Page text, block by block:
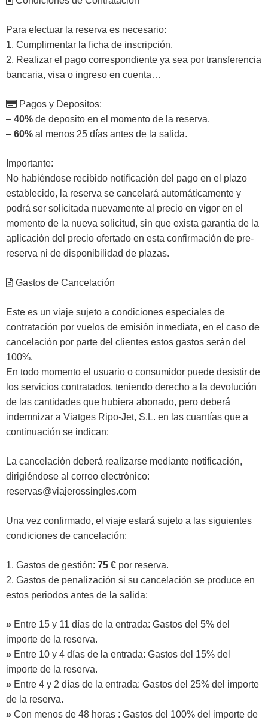
Para efectuar la reserva es necesario:
1. Cumplimentar la ficha de inscripción.
2. Realizar el pago correspondiente ya sea por transferencia
bancaria, visa o ingreso en cuenta…
Pagos y Depositos:
– 40% de deposito en el momento de la reserva.
– 60% al menos 25 días antes de la salida.
Importante:
No habiéndose recibido notificación del pago en el plazo
establecido, la reserva se cancelará automáticamente y
podrá ser solicitada nuevamente al precio en vigor en el
momento de la nueva solicitud, sin que exista garantía de la
aplicación del precio ofertado en esta confirmación de pre-
reserva ni de disponibilidad de plazas.
Gastos de Cancelación
Este es un viaje sujeto a condiciones especiales de
contratación por vuelos de emisión inmediata, en el caso de
cancelación por parte del clientes estos gastos serán del
100%.
En todo momento el usuario o consumidor puede desistir de
los servicios contratados, teniendo derecho a la devolución
de las cantidades que hubiera abonado, pero deberá
indemnizar a Viatges Ripo-Jet, S.L. en las cuantías que a
continuación se indican:
La cancelación deberá realizarse mediante notificación,
dirigiéndose al correo electrónico:
reservas@viajerossingles.com
Una vez confirmado, el viaje estará sujeto a las siguientes
condiciones de cancelación:
1. Gastos de gestión: 75 € por reserva.
2. Gastos de penalización si su cancelación se produce en
estos periodos antes de la salida:
» Entre 15 y 11 días de la entrada: Gastos del 5% del
importe de la reserva.
» Entre 10 y 4 días de la entrada: Gastos del 15% del
importe de la reserva.
» Entre 4 y 2 días de la entrada: Gastos del 25% del importe
de la reserva.
» Con menos de 48 horas : Gastos del 100% del importe de